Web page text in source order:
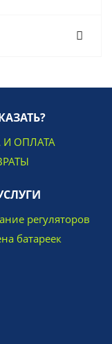
И ОПЛАТА
регуляторов
батареек